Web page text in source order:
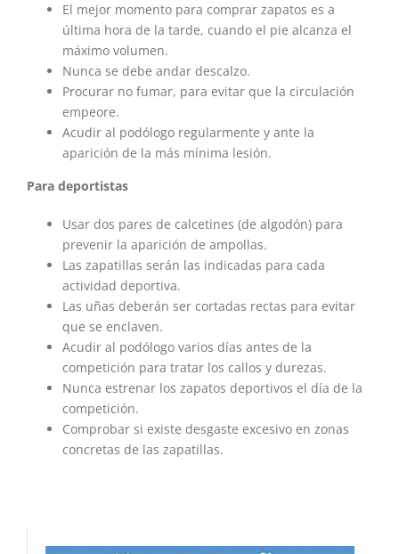
El mejor momento para comprar zapatos es a
última hora de la tarde, cuando el pie alcanza el
máximo volumen.
Nunca se debe andar descalzo.
Procurar no fumar, para evitar que la circulación
empeore.
Acudir al podólogo regularmente y ante la
aparición de la más mínima lesión.
Para deportistas
Usar dos pares de calcetines (de algodón) para
prevenir la aparición de ampollas.
Las zapatillas serán las indicadas para cada
actividad deportiva.
Las uñas deberán ser cortadas rectas para evitar
que se enclaven.
Acudir al podólogo varios días antes de la
competición para tratar los callos y durezas.
Nunca estrenar los zapatos deportivos el día de la
competición.
Comprobar si existe desgaste excesivo en zonas
concretas de las zapatillas.